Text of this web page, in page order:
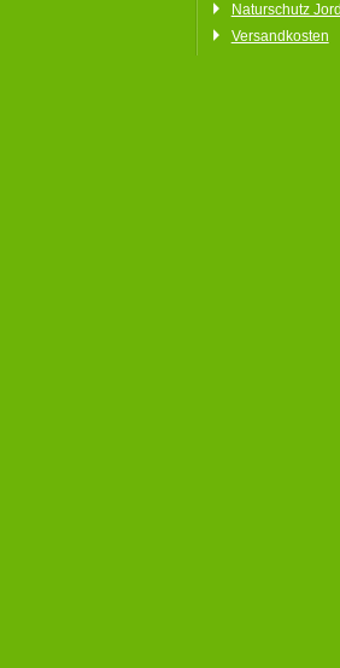
Naturschutz
Versandkosten